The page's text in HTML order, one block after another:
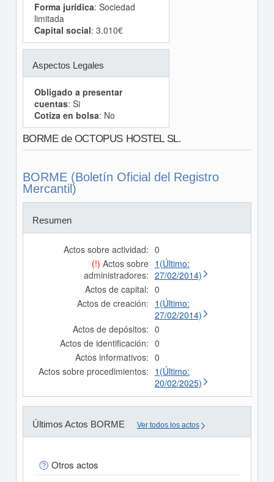
Forma jurídica: Sociedad
limitada
Capital social: 3.010€
Aspectos Legales
Obligado a presentar
cuentas: Si
Cotiza en bolsa: No
BORME de OCTOPUS HOSTEL SL.
BORME (Boletín Oficial del Registro
Mercantil)
Resumen
Actos sobre actividad: 0
(!) Actos sobre
administradores:
1(Último:
27/02/2014)
Actos de capital: 0
Actos de creación: 1(Último:
27/02/2014)
Actos de depósitos: 0
Actos de identificación: 0
Actos informativos: 0
Actos sobre procedimientos: 1(Último:
20/02/2025)
Últimos Actos BORME Ver todos los actos
Otros actos